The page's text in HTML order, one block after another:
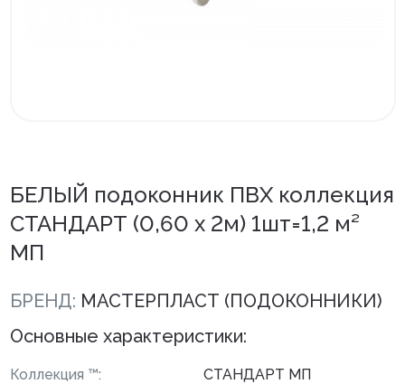
Напольные покрытия ПВХ
Напольные покрытия ХДФ
Плинтус напольный с фурнитурой
Подложка
Керамическая плитка
БЕЛЫЙ подоконник ПВХ коллекция
СТАНДАРТ (0,60 х 2м) 1шт=1,2 м²
МП
БРЕНД: МАСТЕРПЛАСТ (ПОДОКОННИКИ)
Основные характеристики:
Коллекция ™:
СТАНДАРТ МП